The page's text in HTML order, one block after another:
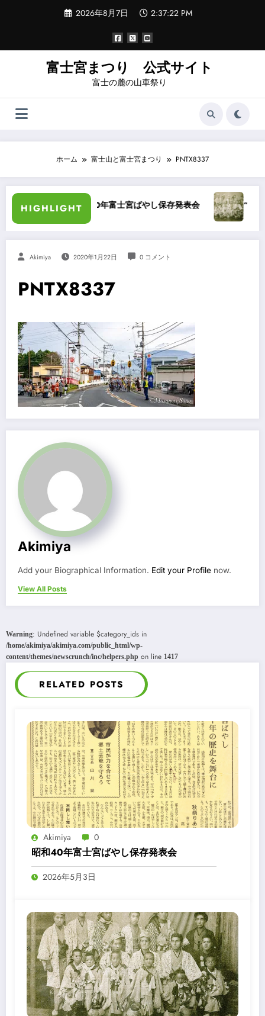
ツ
2026年8月7日 2:37:22 PM
富士宮まつり 公式サイト
富士の麓の山車祭り
ホーム 富士山と富士宮まつり PNTX8337
HIGHLIGHT
昭和40年富士宮ばやし保存発表会 “祭りばやし”をき
Akimiya 2020年1月22日 0 コメント
PNTX8337
Akimiya
Add your Biographical Information. Edit your Profile now.
View All Posts
Warning: Undefined variable $category_ids in
/home/akimiya/akimiya.com/public_html/wp-
content/themes/newscrunch/inc/helpers.php on line 1417
RELATED POSTS
Akimiya 0
昭和40年富士宮ばやし保存発表会
2026年5月3日